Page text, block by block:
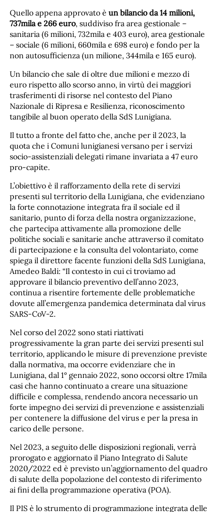
Quello appena approvato è un bilancio da 14 milioni,
737mila e 266 euro, suddiviso fra area gestionale –
sanitaria (6 milioni, 732mila e 403 euro), area gestionale
– sociale (6 milioni, 660mila e 698 euro) e fondo per la
non autosufficienza (un milione, 344mila e 165 euro).
Un bilancio che sale di oltre due milioni e mezzo di
euro rispetto allo scorso anno, in virtù dei maggiori
trasferimenti di risorse nel contesto del Piano
Nazionale di Ripresa e Resilienza, riconoscimento
tangibile al buon operato della SdS Lunigiana.
Il tutto a fronte del fatto che, anche per il 2023, la
quota che i Comuni lunigianesi versano per i servizi
socio-assistenziali delegati rimane invariata a 47 euro
pro-capite.
L’obiettivo è il rafforzamento della rete di servizi
presenti sul territorio della Lunigiana, che evidenziano
la forte connotazione integrata fra il sociale ed il
sanitario, punto di forza della nostra organizzazione,
che partecipa attivamente alla promozione delle
politiche sociali e sanitarie anche attraverso il comitato
di partecipazione e la consulta del volontariato, come
spiega il direttore facente funzioni della SdS Lunigiana,
Amedeo Baldi: “Il contesto in cui ci troviamo ad
approvare il bilancio preventivo dell’anno 2023,
continua a risentire fortemente delle problematiche
dovute all’emergenza pandemica determinata dal virus
SARS-CoV-2.
Nel corso del 2022 sono stati riattivati
progressivamente la gran parte dei servizi presenti sul
territorio, applicando le misure di prevenzione previste
dalla normativa, ma occorre evidenziare che in
Lunigiana, dal 1° gennaio 2022, sono occorsi oltre 17mila
casi che hanno continuato a creare una situazione
difficile e complessa, rendendo ancora necessario un
forte impegno dei servizi di prevenzione e assistenziali
per contenere la diffusione del virus e per la presa in
carico delle persone.
Nel 2023, a seguito delle disposizioni regionali, verrà
prorogato e aggiornato il Piano Integrato di Salute
2020/2022 ed è previsto un’aggiornamento del quadro
di salute della popolazione del contesto di riferimento
ai fini della programmazione operativa (POA).
Il PIS è lo strumento di programmazione integrata delle